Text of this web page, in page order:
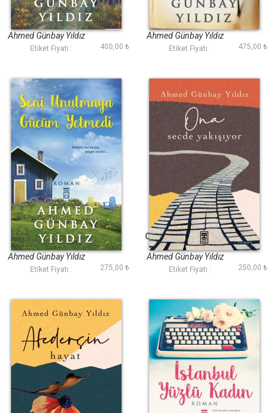
Kalbime Sensizliği
Anlatamadım
Ahmed Günbay Yıldız
Etiket Fiyatı : 400,00 ₺
Anılar da Yakılır
Ahmed Günbay Yıldız
Etiket Fiyatı : 475,00 ₺
Seni Unutmaya
Gücüm Yetmedi
Ahmed Günbay Yıldız
Etiket Fiyatı : 275,00 ₺
Ona Secde Yakışıyor
Ahmed Günbay Yıldız
Etiket Fiyatı : 250,00 ₺